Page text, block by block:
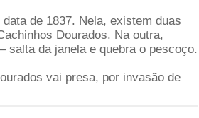
de 1837. Nela, existem duas
Dourados. Na outra,
salta da janela e quebra o pescoço.
vai presa, por invasão de